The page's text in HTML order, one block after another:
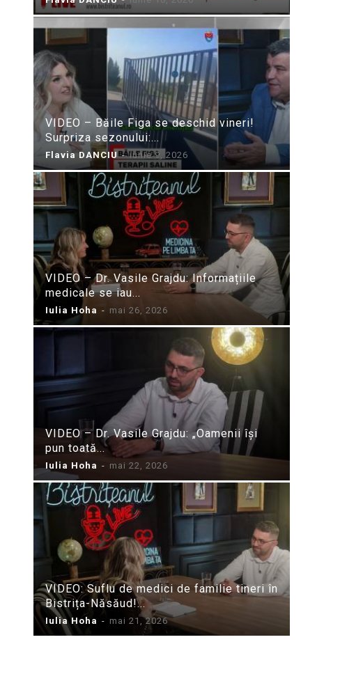
VIDEO – Băile Figa se deschid vineri!
Surpriza sezonului:...
Flavia DANCIU - iunie 9, 2026
VIDEO – Dr. Vasile Grajdu: Informațiile
medicale se iau...
Iulia Hoha - mai 26, 2026
VIDEO – Dr. Vasile Grajdu: „Oamenii își
pun toată...
Iulia Hoha - mai 22, 2026
VIDEO: Suflu de medici de familie tineri în
Bistrița-Năsăud!...
Iulia Hoha - mai 21, 2026